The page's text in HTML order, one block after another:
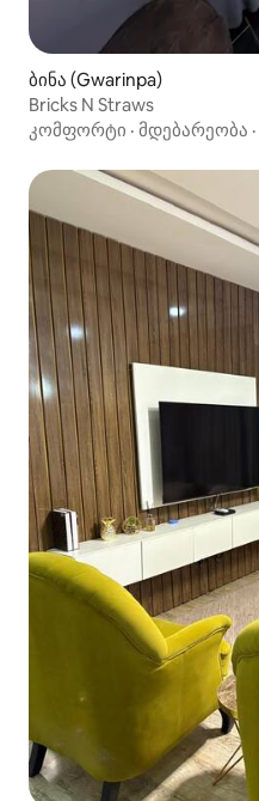
ბინა (Gwarinpa)
Bricks N Straws
კომფორტი · მდებარეობა ·